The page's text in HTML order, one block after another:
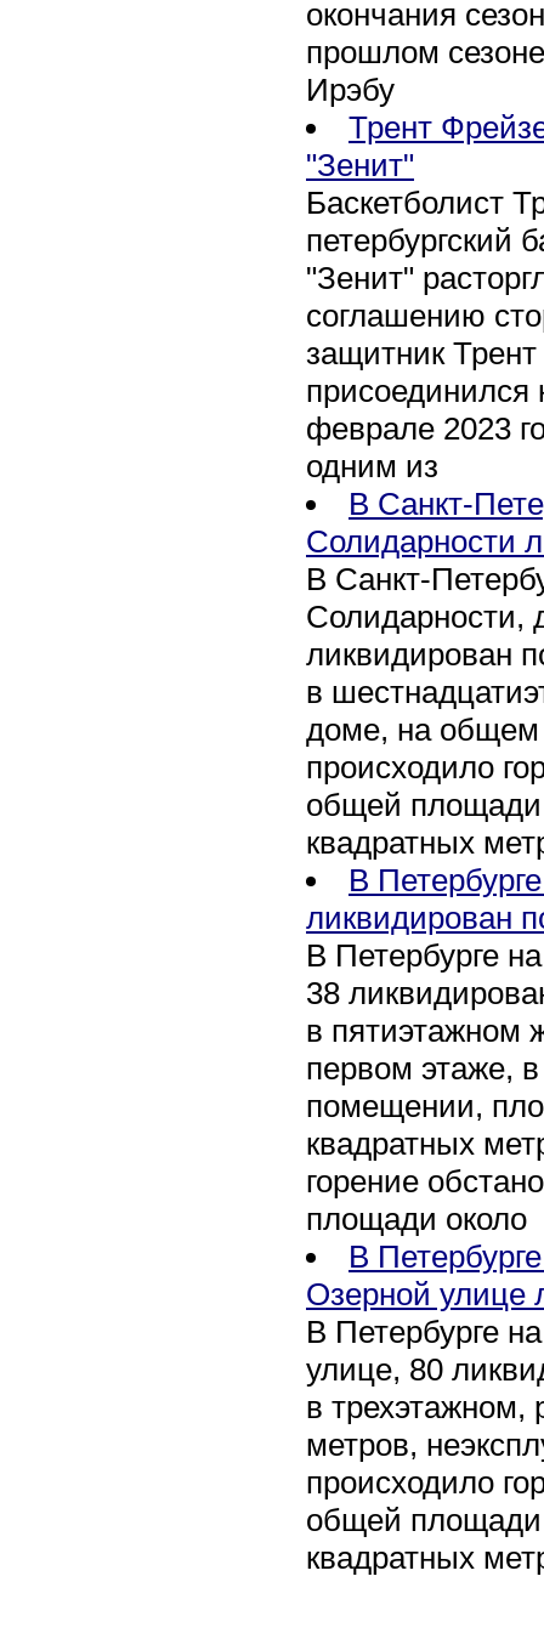
окончания
прошлом
Ирэбу
Трент
"Зенит"
Баскетболист
петербургский
"Зенит"
соглашению
защитник
присоединился
феврале 2023
одним из
В Санкт-
Солидарности
В Санкт-
Солидарности,
ликвидирован
в
доме, на общем
происходило
общей площади
квадратных
В
ликвидирован
В Петербурге
38
в пятиэтажном
первом этаже,
помещении,
квадратных
горение
площади около
В
Озерной улице
В Петербурге
улице, 80
в трехэтажном,
метров,
происходило
общей площади
квадратных